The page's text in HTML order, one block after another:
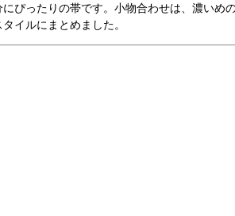
ぴったりの帯です。小物合わせは、濃いめ
イルにまとめました。